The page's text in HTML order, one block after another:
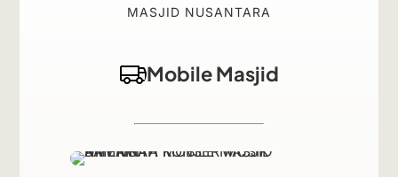
MASJID NUSANTARA
Mobile Masjid